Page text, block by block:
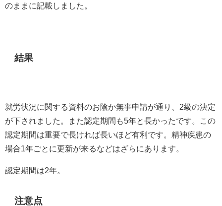
のままに記載しました。
結果
就労状況に関する資料のお陰か無事申請が通り、 2級の決定
が下されました。また認定期間も5年と長かったです。この
認定期間は重要で長ければ長いほど有利です。精神疾患の
場合1 年ごとに更新が来るなどはざらにあります。
認定期間は2年。
注意点